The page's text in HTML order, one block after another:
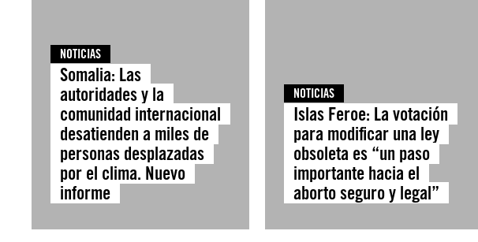
NOTICIAS
Somalia: Las
autoridades y la
comunidad internacional
desatienden a miles de
personas desplazadas
por el clima. Nuevo
informe
NOTICIAS
Islas Feroe: La votación
para modificar una ley
obsoleta es “un paso
importante hacia el
aborto seguro y legal”